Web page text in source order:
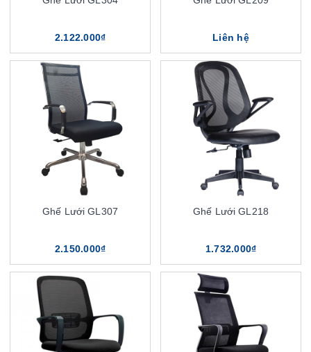
2.122.000₫ Liên hệ
Ghế Lưới GL307
2.150.000₫
Ghế Lưới GL218
1.732.000₫